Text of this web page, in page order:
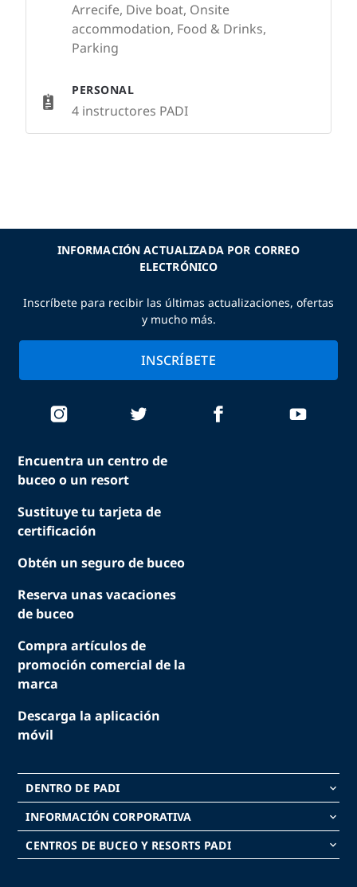
Arrecife, Dive boat, Onsite
accommodation, Food & Drinks,
Parking
PERSONAL
4 instructores PADI
Encuentra un centro de
buceo o un resort
Sustituye tu tarjeta de
certificación
Obtén un seguro de buceo
Reserva unas vacaciones
de buceo
Compra artículos de
promoción comercial de la
marca
Descarga la aplicación
móvil
DENTRO DE PADI keyboard_arrow_down
INFORMACIÓN CORPORATIVA keyboard_arrow_down
CENTROS DE BUCEO Y RESORTS PADI keyboard_arrow_down
INFORMACIÓN ACTUALIZADA POR CORREO
ELECTRÓNICO
Inscríbete para recibir las últimas actualizaciones, ofertas
y mucho más.
INSCRÍBETE